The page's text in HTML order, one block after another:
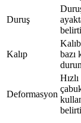
Duruş
Kalıp
bazı
Deformasyon